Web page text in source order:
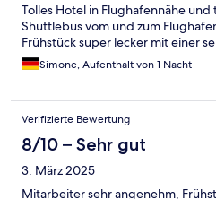
Tolles Hotel in Flughafennähe
Shuttlebus vom und zum
Frühstück super lecker mit einer
Simone, Aufenthalt von 1 Nacht
Verifizierte Bewertung
8/10 – Sehr gut
3. März 2025
Mitarbeiter sehr angenehm,